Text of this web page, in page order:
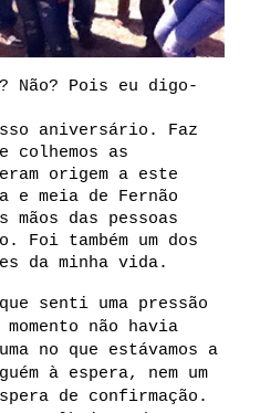
Não? Pois eu digo-
aniversário. Faz
colhemos as
origem a este
e meia de Fernão
mãos das pessoas
Foi também um dos
da minha vida.
senti uma pressão
não havia
no que estávamos a
à espera, nem um
de confirmação.